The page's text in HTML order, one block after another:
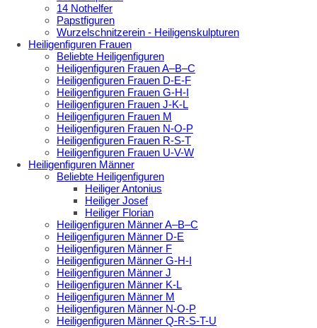
14 Nothelfer
Papstfiguren
Wurzelschnitzerein - Heiligenskulpturen
Heiligenfiguren Frauen
Beliebte Heiligenfiguren
Heiligenfiguren Frauen A–B–C
Heiligenfiguren Frauen D-E-F
Heiligenfiguren Frauen G-H-I
Heiligenfiguren Frauen J-K-L
Heiligenfiguren Frauen M
Heiligenfiguren Frauen N-O-P
Heiligenfiguren Frauen R-S-T
Heiligenfiguren Frauen U-V-W
Heiligenfiguren Männer
Beliebte Heiligenfiguren
Heiliger Antonius
Heiliger Josef
Heiliger Florian
Heiligenfiguren Männer A–B–C
Heiligenfiguren Männer D-E
Heiligenfiguren Männer F
Heiligenfiguren Männer G-H-I
Heiligenfiguren Männer J
Heiligenfiguren Männer K-L
Heiligenfiguren Männer M
Heiligenfiguren Männer N-O-P
Heiligenfiguren Männer Q-R-S-T-U